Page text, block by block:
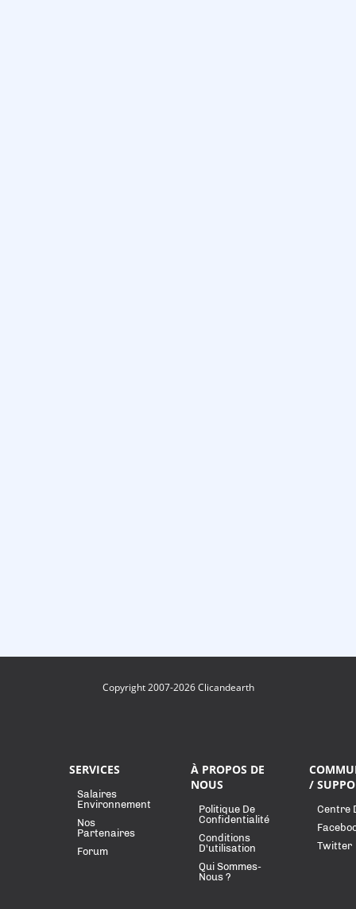
Copyright 2007-2026 Clicandearth
SERVICES
Salaires
Environnement
Nos
Partenaires
Forum
À PROPOS DE
NOUS
Politique De
Confidentialité
Conditions
D'utilisation
Qui Sommes-
Nous ?
/
Centre
Twitter